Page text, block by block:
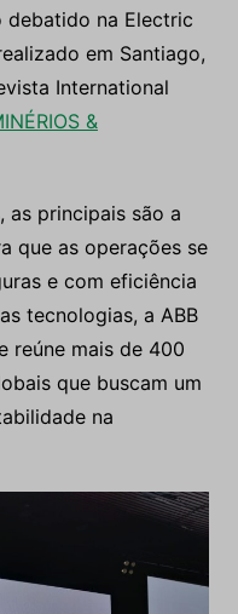
debatido na Electric
em Santiago,
International
&
as principais são a
que as operações se
e com eficiência
tecnologias, a ABB
reúne mais de 400
que buscam um
na